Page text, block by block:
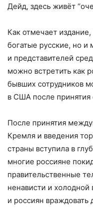
Дейд, здесь живёт
Как отмечает
богатые русские, но и
и представителей
можно встретить как
бывших сотрудников
в США после
После принятия
Кремля и введения
страны вступила в
многие россияне
правительственные
ненависти и
и россиян враждовать